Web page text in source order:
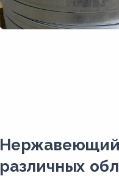
Нержавеющий
различных